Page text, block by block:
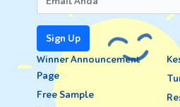
Sign Up
Winner Announcement
Page
Free Sample